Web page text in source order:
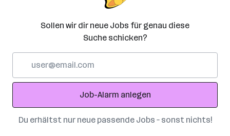
Sollen wir dir neue Jobs für genau diese
Suche schicken?
Adresse
Job-Alarm anlegen
Du erhältst nur neue passende Jobs – sonst nichts!